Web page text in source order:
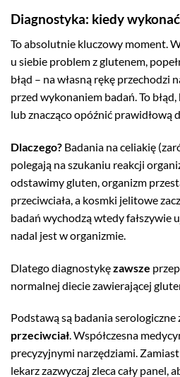
Diagnostyka: kiedy
To absolutnie kluczowy moment.
u siebie problem z glutenem,
błąd – na własną rękę przechodzi
przed wykonaniem badań. To
lub znacząco opóźnić prawidłową
Dlaczego? Badania na celiakię
polegają na szukaniu reakcji
odstawimy gluten, organizm
przeciwciała, a kosmki jelitowe
badań wychodzą wtedy fałszywie
nadal jest w organizmie.
Dlatego diagnostykęzawsze
normalnej diecie zawierającej
Podstawą są badania serologiczne
przeciwciał. Współczesna
precyzyjnymi narzędziami.
lekarz zazwyczaj zleca cały panel,